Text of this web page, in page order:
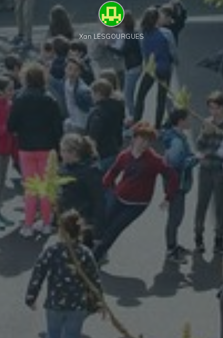
Xan LESGOURGUES